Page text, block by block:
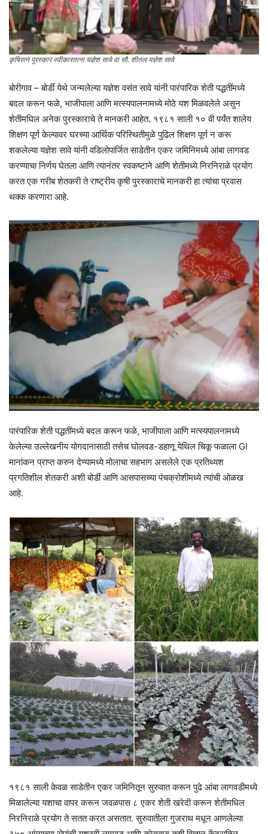
कृषिरत्न पुरस्कार स्वीकारताना यज्ञेश सावे वा सौ. शीतल यज्ञेश सावे
बोरीगाव – बोर्डी येथे जन्मलेल्या यज्ञेश वसंत सावे यांनी पारंपारिक शेती पद्धतींमध्ये
बदल करून फळे, भाजीपाला आणि मत्स्यपालनामध्ये मोठे यश मिळवलेले असुन
शेतीमधिल अनेक पुरस्काराचे ते मानकरी आहेत. १९८१ साली १० वी पर्यंत शालेय
शिक्षण पूर्ण केल्यावर घरच्या आर्थिक परिस्थितीमुळे पुढिल शिक्षण पूर्ण न करू
शकलेल्या यज्ञेश सावे यांनी वडिलोपार्जित साडेतीन एकर जमिनिमध्ये आंबा लागवड
करण्याचा निर्णय घेतला आणि त्यानंतर स्वकष्टाने आणि शेतीमध्ये निरनिराळे प्रयोग
करत एक गरीब शेतकरी ते राष्ट्रीय कृषी पुरस्काराचे मानकरी हा त्यांचा प्रवास
थक्क करणारा आहे.
पारंपारिक शेती पद्धतींमध्ये बदल करून फळे, भाजीपाला आणि मत्स्यपालनामध्ये
केलेल्या उल्लेखनीय योगदानासाठी तसेच घोलवड-डहाणू येथिल चिकू फळाला GI
मानांकन प्राप्त करुन देण्यामध्ये मोलाचा सहभाग असलेले एक प्रतिथ्यश
प्रगतिशील शेतकरी अशी बोर्डी आणि आसपासच्या पंचक्रोशीमध्ये त्यांची ओळख
आहे.
१९८१ साली केवळ साडेतीन एकर जमिनितून सुरुवात करून पुढे आंबा लागवडीमध्ये
मिळालेल्या यशाचा वापर करून जवळपास ८ एकर शेती खरेदी करून शेतीमधिल
निरनिराळे प्रयोग ते सतत करत असतात. सुरुवातीला गुजराथ मधून आणलेल्या